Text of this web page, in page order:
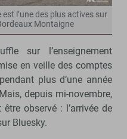
l’une des plus actives sur
Montaigne
sur l’enseignement
en veille des comptes
plus d’une année
depuis mi-novembre,
observé : l’arrivée de
Bluesky.